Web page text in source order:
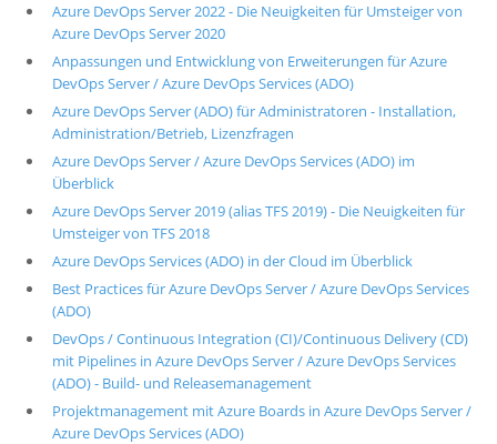
Azure DevOps Server 2022 - Die Neuigkeiten für Umsteiger von
Azure DevOps Server 2020
Anpassungen und Entwicklung von Erweiterungen für Azure
DevOps Server / Azure DevOps Services (ADO)
Azure DevOps Server (ADO) für Administratoren - Installation,
Administration/Betrieb, Lizenzfragen
Azure DevOps Server / Azure DevOps Services (ADO) im
Überblick
Azure DevOps Server 2019 (alias TFS 2019) - Die Neuigkeiten für
Umsteiger von TFS 2018
Azure DevOps Services (ADO) in der Cloud im Überblick
Best Practices für Azure DevOps Server / Azure DevOps Services
(ADO)
DevOps / Continuous Integration (CI)/Continuous Delivery (CD)
mit Pipelines in Azure DevOps Server / Azure DevOps Services
(ADO) - Build- und Releasemanagement
Projektmanagement mit Azure Boards in Azure DevOps Server /
Azure DevOps Services (ADO)